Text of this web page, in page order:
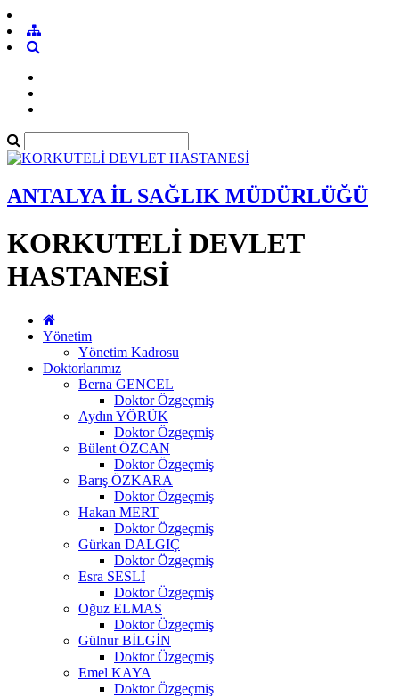
ANTALYA İL SAĞLIK MÜDÜRLÜĞÜ
KORKUTELİ DEVLET
HASTANESİ
Yönetim
Yönetim Kadrosu
Doktorlarımız
Berna GENCEL
Doktor Özgeçmiş
Aydın YÖRÜK
Doktor Özgeçmiş
Bülent ÖZCAN
Doktor Özgeçmiş
Barış ÖZKARA
Doktor Özgeçmiş
Hakan MERT
Doktor Özgeçmiş
Gürkan DALGIÇ
Doktor Özgeçmiş
Esra SESLİ
Doktor Özgeçmiş
Oğuz ELMAS
Doktor Özgeçmiş
Gülnur BİLGİN
Doktor Özgeçmiş
Emel KAYA
Doktor Özgeçmiş